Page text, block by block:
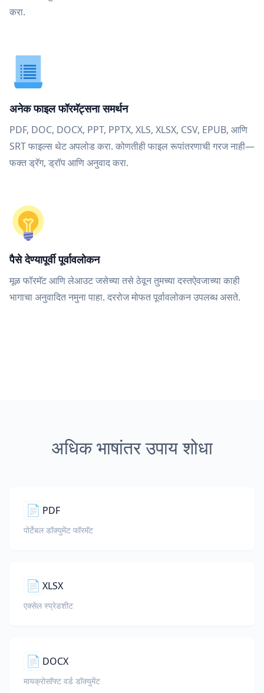
करा.
अनेक फाइल फॉरमॅट्सना समर्थन
PDF, DOC, DOCX, PPT, PPTX, XLS, XLSX, CSV, EPUB, आणि
SRT फाइल्स थेट अपलोड करा. कोणतीही फाइल रूपांतरणाची गरज नाही—
फक्त ड्रॅग, ड्रॉप आणि अनुवाद करा.
पैसे देण्यापूर्वी पूर्वावलोकन
मूळ फॉरमॅट आणि लेआउट जसेच्या तसे ठेवून तुमच्या दस्तऐवजाच्या काही
भागाचा अनुवादित नमुना पाहा. दररोज मोफत पूर्वावलोकन उपलब्ध असते.
अधिक भाषांतर उपाय शोधा
📄 PDF
पोर्टेबल डॉक्युमेंट फॉरमॅट
📄 XLSX
एक्सेल स्प्रेडशीट
📄 DOCX
मायक्रोसॉफ्ट वर्ड डॉक्युमेंट